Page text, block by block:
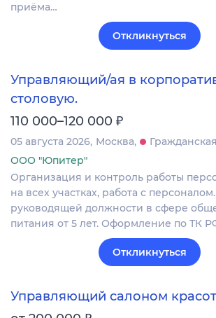
приёма…
Откликнуться
Управляющий/ая в
столовую.
110 000–120 000 ₽
05 августа 2026 Москва
Гражданская
ООО "Юпитер"
Организация и контроль работы
на всех участках, работа с
руководящей должности в сфере
питания от 5 лет. Оформление по ТК
Откликнуться
Управляющий салоном